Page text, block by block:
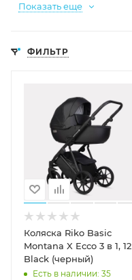
Показать еще
ФИЛЬТР
Коляска Riko Basic
Montana X Ecco 3 в 1, 12
Black (черный)
Есть в наличии: 35